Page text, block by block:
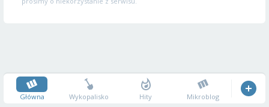
Główna Wykopalisko Hity Mikroblog